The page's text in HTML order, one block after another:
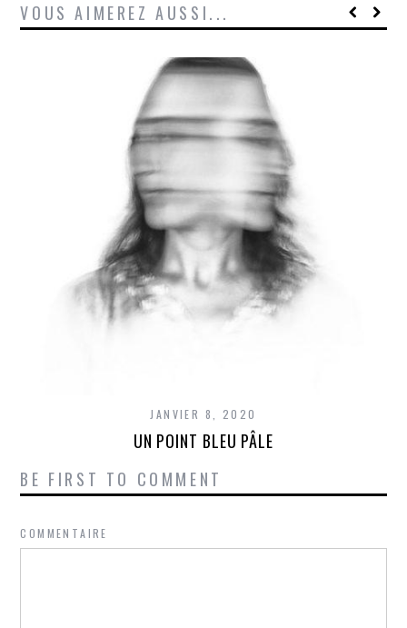
VOUS AIMEREZ AUSSI...
JANVIER 8, 2020
UN POINT BLEU PÂLE
BE FIRST TO COMMENT
COMMENTAIRE